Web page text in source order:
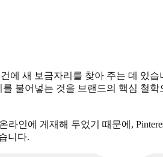
에 새 보금자리를 찾아 주는 데 있습
불어넣는 것을 브랜드의 핵심 철
라인에 게재해 두었기 때문에,
니다.